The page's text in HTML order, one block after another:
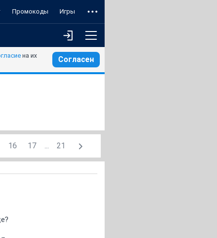
Промокоды Игры
на их
Согласен
16 17 ... 21